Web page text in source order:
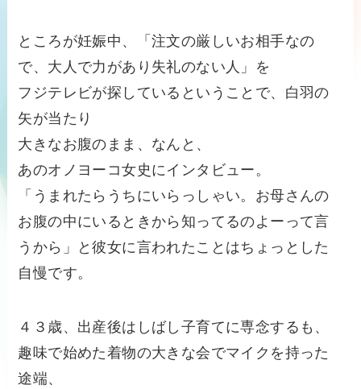
ところが妊娠中、「注文の厳しいお相手なの
で、大人で力があり失礼のない人」を
フジテレビが探しているということで、白羽の
矢が当たり
大きなお腹のまま、なんと、
あのオノヨーコ女史にインタビュー。
「うまれたらうちにいらっしゃい。お母さんの
お腹の中にいるときから知ってるのよーって言
うから」と彼女に言われたことはちょっとした
自慢です。
４３歳、出産後はしばし子育てに専念するも、
趣味で始めた着物の大きな会でマイクを持った
途端、